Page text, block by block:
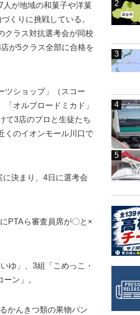
部合
人が地域の和菓子や洋菓
くりに挑戦している。
クラス対抗選考会が同校
が5クラス全部に合格を
ショップ」（スコー
オルブロードミカド」
て3店のプロと生徒たち
くのイオンモール川口で
決まり、4日に選考会
PTAら審査員席が〇と×
ゆ」、3組「こめっこ・
ン」。
かんきつ類の果物パン